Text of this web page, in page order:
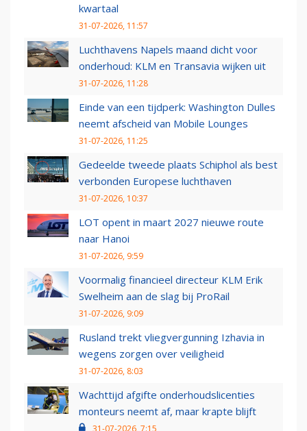
kwartaal
31-07-2026, 11:57
Luchthavens Napels maand dicht voor
onderhoud: KLM en Transavia wijken uit
31-07-2026, 11:28
Einde van een tijdperk: Washington Dulles
neemt afscheid van Mobile Lounges
31-07-2026, 11:25
Gedeelde tweede plaats Schiphol als best
verbonden Europese luchthaven
31-07-2026, 10:37
LOT opent in maart 2027 nieuwe route
naar Hanoi
31-07-2026, 9:59
Voormalig financieel directeur KLM Erik
Swelheim aan de slag bij ProRail
31-07-2026, 9:09
Rusland trekt vliegvergunning Izhavia in
wegens zorgen over veiligheid
31-07-2026, 8:03
Wachttijd afgifte onderhoudslicenties
monteurs neemt af, maar krapte blijft
31-07-2026, 7:15